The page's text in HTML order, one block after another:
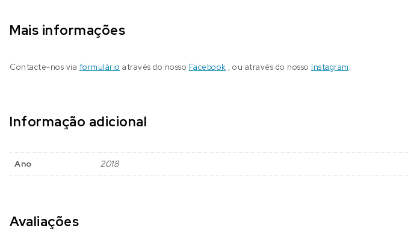
Mais informações
Contacte-nos via formulário através do nosso Facebook , ou através do nosso Instagram.
Informação adicional
Ano 2018
Avaliações